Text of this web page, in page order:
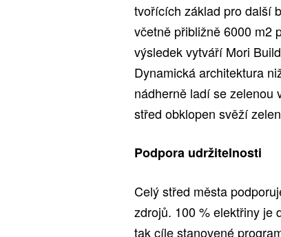
tvořících základ pro další
včetně přibližně 6000 m2
výsledek vytváří Mori
Dynamická architektura
nádherně ladí se zelenou
střed obklopen svěží
Podpora udržitelnosti
Celý střed města
zdrojů. 100 % elektřiny je
tak cíle stanovené